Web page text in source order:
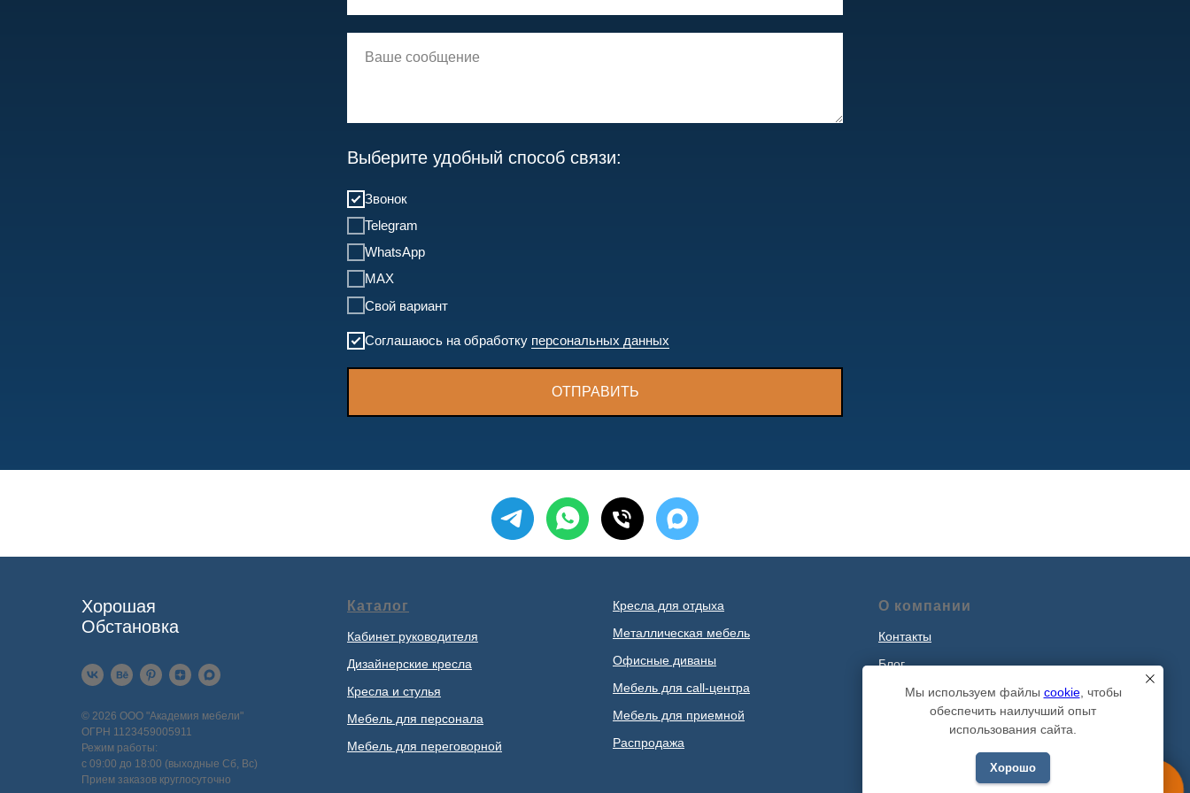
Выберите удобный способ связи:
Звонок
Telegram
WhatsApp
MAX
Свой вариант
Соглашаюсь на обработку персональных данных
ОТПРАВИТЬ
Мы используем файлы cookie, чтобы
обеспечить наилучший опыт
использования сайта.
Хорошо
Хорошая
Обстановка
© 2026 ООО "Академия мебели"
ОГРН 1123459005911
Режим работы:
с 09:00 до 18:00 (выходные Сб, Вс)
Прием заказов круглосуточно
Каталог
Кабинет руководителя
Дизайнерские кресла
Кресла и стулья
Мебель для персонала
Мебель для переговорной
Кресла для отдыха
Металлическая мебель
Офисные диваны
Мебель для call-центра
Мебель для приемной
Распродажа
О компании
Контакты
Блог
Наши проекты
Политика обработки персональных